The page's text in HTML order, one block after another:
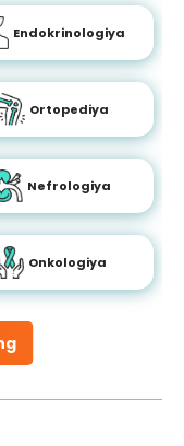
Endokrinologiya
Ortopediya
Nefrologiya
Onkologiya